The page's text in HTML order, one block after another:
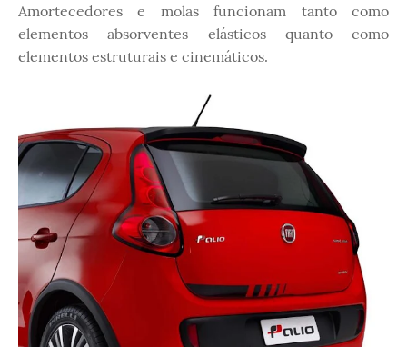
Amortecedores e molas funcionam tanto como
elementos absorventes elásticos quanto como
elementos estruturais e cinemáticos.